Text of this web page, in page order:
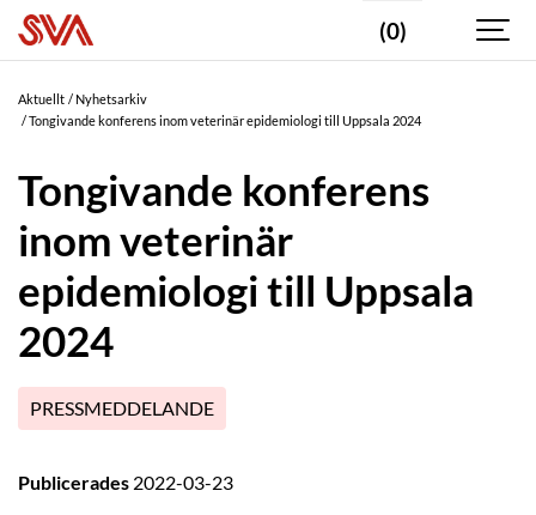
(0)
Aktuellt
Nyhetsarkiv
Tongivande konferens inom veterinär epidemiologi till Uppsala 2024
Tongivande konferens
inom veterinär
epidemiologi till Uppsala
2024
PRESSMEDDELANDE
Publicerades 2022-03-23